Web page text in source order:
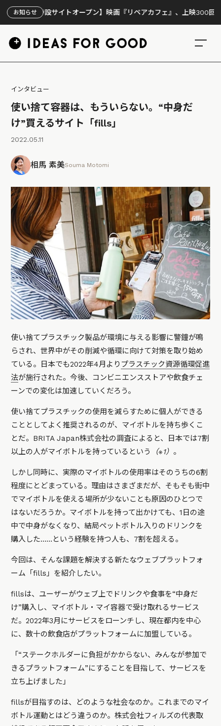
お知らせ
サイトオープン】映画『リペアカフェ』、上映300回の先で見えて
インタビュー
使い捨て容器は、もういらない。“中身だ
け”買えるサイト「fills」
2022.05.11
相馬 素美Souma Motomi
使い捨てプラスチック製品が環境に与える影響に警鐘が鳴
らされ、世界中がその削減や循環に向けて対策を取り始め
ている。日本でも2022年4月より プラスチック資源循環促進
法が施行された。今後、コンビニエンスストアや飲食チェ
ーンでの変化は加速していくだろう。
使い捨てプラスチックの使用を減らすために個人ができる
こととしてよく推奨されるのが、マイボトルを持ち歩くこ
とだ。BRITA Japan株式会社の調査によると、日本では7割
以上の人がマイボトルを持っているという
（※1） 。
しかし同時に、実際のマイボトルの使用率はそのうちの6割
程度にとどまっている。理由はさまざまだが、そもそも街中
でマイボトルを使える場所が少ないことも原因のひとつで
はないだろうか。マイボトルを持って出かけても、1日の途
中で中身がなくなり、結局ペットボトル入りのドリンクを
購入した……という経験を持つ人も、7割を超える。
今回は、そんな課題を解決する新たなウェブプラットフォ
ーム「fills」を紹介したい。
fillsは、ユーザーがウェブ上でドリンクや食事を“中身だ
け”購入し、マイボトル・マイ容器で受け取れるサービス
だ。2022年3月にサービスをローンチし、現在都内を中心
に、数十の飲食店がプラットフォームに加盟している。
「“ステークホルダーに負担がかからない、みんなが参加で
きるプラットフォーム”にすることを目指して、サービスを
立ち上げました」
fillsが目指すのは、どのような社会なのか。これまでのマイ
ボトル運動とはどう違うのか。株式会社フィルズの代表取